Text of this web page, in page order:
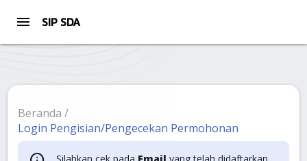
menu SIP SDA
Beranda /
Login Pengisian/Pengecekan Permohonan